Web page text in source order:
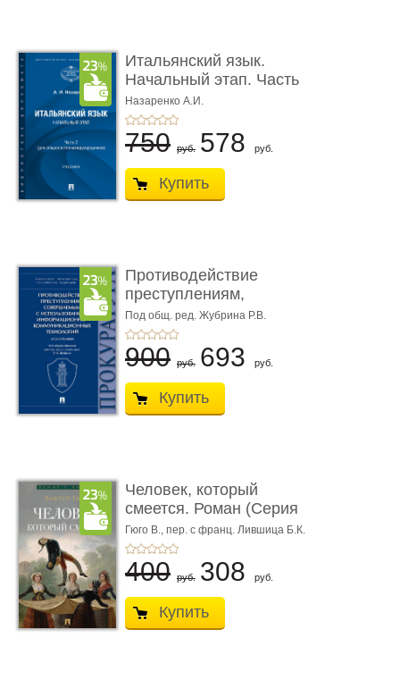
Итальянский язык.
Начальный этап. Часть
2. Учеб� ...
Назаренко А.И.
750 руб. 578 руб.
Купить
Противодействие
преступлениям,
совершаемым с ...
Под общ. ред. Жубрина Р.В.
900 руб. 693 руб.
Купить
Человек, который
смеется. Роман (Серия
«Роман с ...
Гюго В., пер. с франц. Лившица Б.К.
400 руб. 308 руб.
Купить